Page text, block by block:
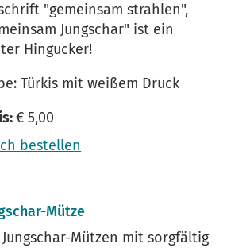
"gemeinsam strahlen",
Jungschar" ist ein
Hingucker!
Türkis mit weißem Druck
€ 5,00
bestellen
Mütze
Jungschar-Mützen mit sorgfältig